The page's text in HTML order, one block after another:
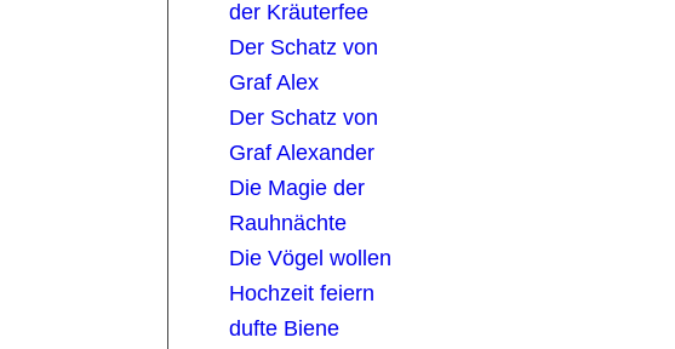
der Kräuterfee
Der Schatz von
Graf Alex
Der Schatz von
Graf Alexander
Die Magie der
Rauhnächte
Die Vögel wollen
Hochzeit feiern
dufte Biene